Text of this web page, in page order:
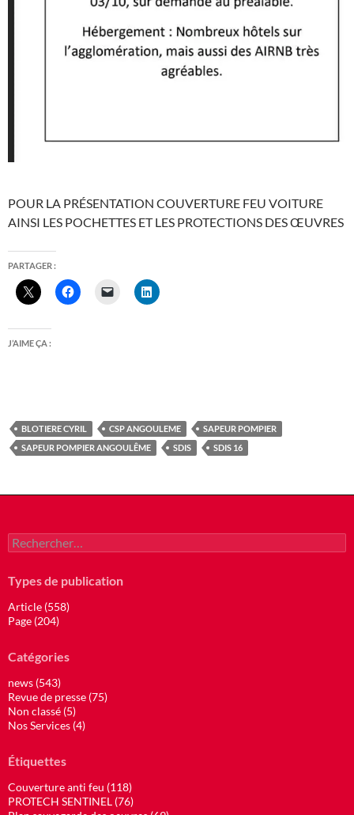
POUR LA PRÉSENTATION COUVERTURE FEU VOITURE
AINSI LES POCHETTES ET LES PROTECTIONS DES ŒUVRES
PARTAGER :
J’AIME ÇA :
BLOTIERE CYRIL CSP ANGOULEME
SAPEUR POMPIER
SAPEUR POMPIER ANGOULÊME
SDIS SDIS 16
Rechercher :
Types de publication
Article (558)
Page (204)
Catégories
news (543)
Revue de presse (75)
Non classé (5)
Nos Services (4)
Étiquettes
Couverture anti feu (118)
PROTECH SENTINEL (76)